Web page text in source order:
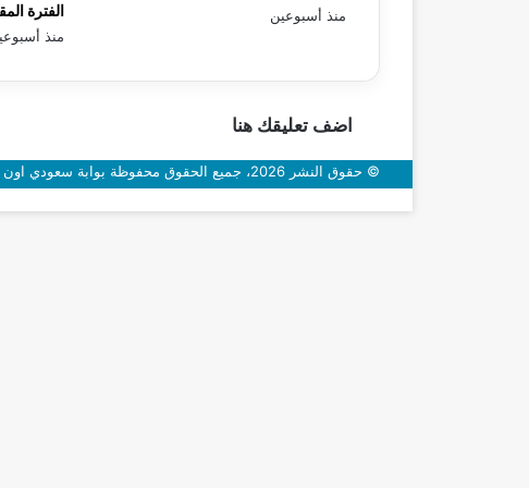
الفترة
منذ
منذ أسبوعين
اضف تعليقك هنا
© حقوق النشر 2026، جميع الحقوق محفوظة بوابة سعودي اون